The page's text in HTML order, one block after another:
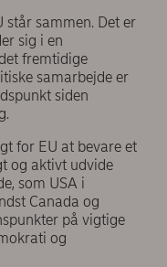
står sammen. Det er
sig i en
fremtidige
samarbejde er
siden
for EU at bevare et
og aktivt udvide
som USA i
Canada og
på vigtige
og